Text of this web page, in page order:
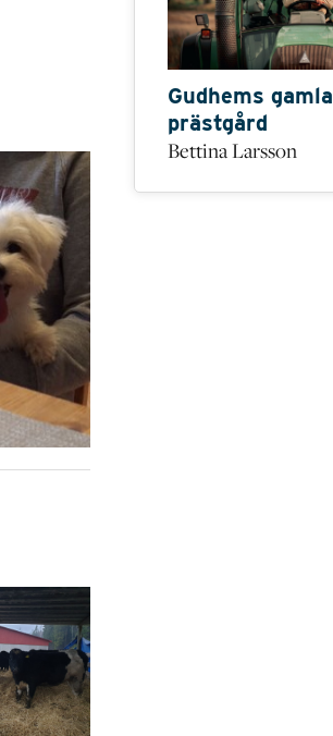
Gudhems gamla
prästgård
Bettina Larsson